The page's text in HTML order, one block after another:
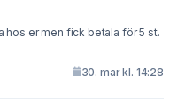
hos er men fick betala för 5 st.
30. mar kl. 14:28